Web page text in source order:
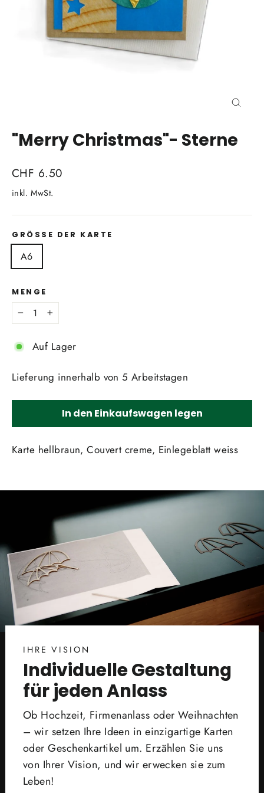
"Merry Christmas"- Sterne
Normaler
Preis
CHF 6.50
inkl. MwSt.
GRÖSSE DER KARTE
A6
MENGE
−
+
Auf Lager
Lieferung innerhalb von 5 Arbeitstagen
In den Einkaufswagen legen
Karte hellbraun, Couvert creme, Einlegeblatt weiss
IHRE VISION
Individuelle Gestaltung
für jeden Anlass
Ob Hochzeit, Firmenanlass oder Weihnachten
– wir setzen Ihre Ideen in einzigartige Karten
oder Geschenkartikel um. Erzählen Sie uns
von Ihrer Vision, und wir erwecken sie zum
Leben!